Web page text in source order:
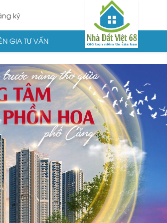
ký
GIA TƯ VẤN